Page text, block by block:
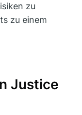
zu
zu einem
Justice